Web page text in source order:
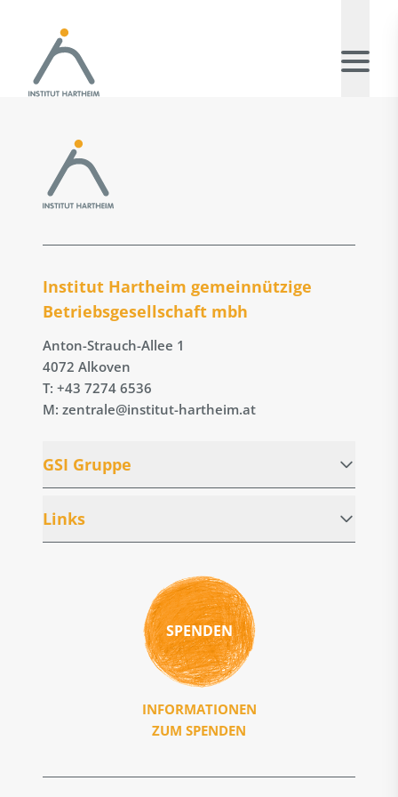
Institut Hartheim gemeinnützige
Betriebs­gesellschaft mbh
Anton-Strauch-Allee 1
4072 Alkoven
T: +43 7274 6536
M: zentrale@institut-hartheim.at
GSI Gruppe
Links
SPENDEN
INFORMATIONEN
ZUM SPENDEN